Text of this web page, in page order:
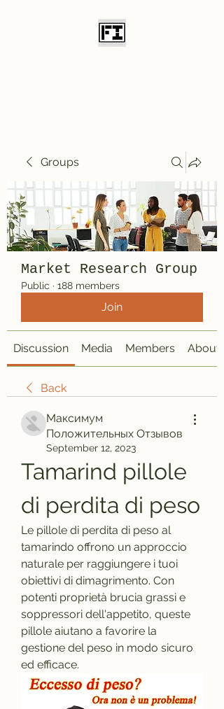
Groups
Market Research Group
Public · 188 members
Join
Discussion Media Members About
Back
Максимум
Положительных Отзывов
September 12, 2023
Tamarind pillole
di perdita di peso
Le pillole di perdita di peso al
tamarindo offrono un approccio
naturale per raggiungere i tuoi
obiettivi di dimagrimento. Con
potenti proprietà brucia grassi e
soppressori dell'appetito, queste
pillole aiutano a favorire la
gestione del peso in modo sicuro
ed efficace.